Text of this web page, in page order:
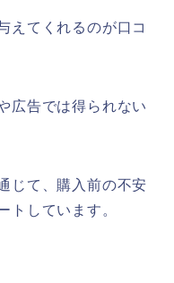
えてくれるのが口コ
広告では得られない
じて、購入前の不安
トしています。